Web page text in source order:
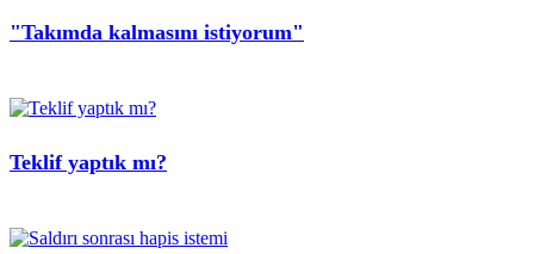
"Takımda kalmasını istiyorum"
Teklif yaptık mı?